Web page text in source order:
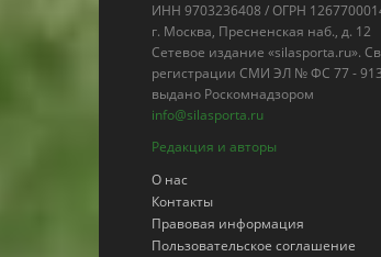
ИНН 9703236408 / ОГРН
г. Москва, Пресненская наб., д. 12
Сетевое издание «silasporta.ru».
регистрации СМИ ЭЛ № ФС 77 -
выдано Роскомнадзором
info@silasporta.ru
Редакция и авторы
О нас
Контакты
Правовая информация
Пользовательское соглашение